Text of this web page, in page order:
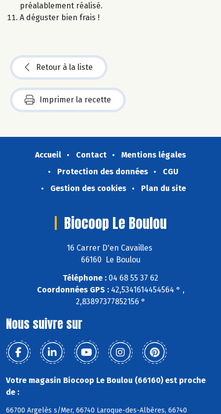
préalablement réalisé.
A déguster bien frais !
Retour à la liste
Imprimer la recette
Accueil Contact
Mentions légales
Protection des données
CGU
Gestion des cookies
Plan du site
Biocoop Le Boulou
16 Carrer D'en Cavailles
66160 Le Boulou
Téléphone : 04 68 55 37 62
Coordonnées GPS :42,5341614454564 ° ,
2,83897377852156 °
Nous suivre sur
Votre magasin Biocoop Le Boulou (66160) est proche
de :
66700 Argelès s/Mer, 66740 Laroque-des-Albères, 66740